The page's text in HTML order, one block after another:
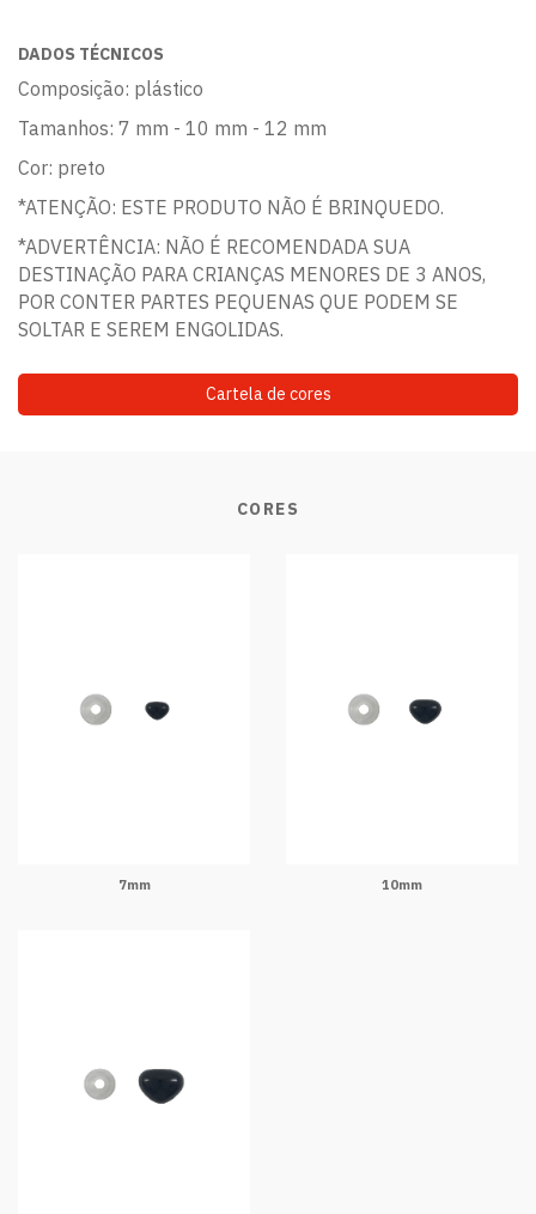
DADOS TÉCNICOS
Composição: plástico
Tamanhos: 7 mm - 10 mm - 12 mm
Cor: preto
*ATENÇÃO: ESTE PRODUTO NÃO É BRINQUEDO.
*ADVERTÊNCIA: NÃO É RECOMENDADA SUA
DESTINAÇÃO PARA CRIANÇAS MENORES DE 3 ANOS,
POR CONTER PARTES PEQUENAS QUE PODEM SE
SOLTAR E SEREM ENGOLIDAS.
Cartela de cores
CORES
7mm 10mm